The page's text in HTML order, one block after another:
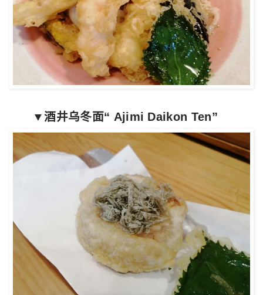
▼酒井乌冬面“ Ajimi Daikon Ten”